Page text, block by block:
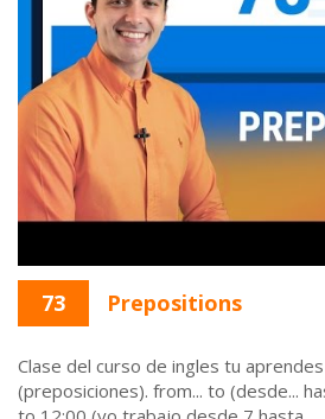
73 Prepositions
Clase del curso de ingles tu
(preposiciones). from... to (desde...